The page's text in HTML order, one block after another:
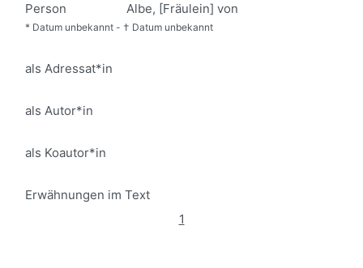
Person Albe, [Fräulein] von
* Datum unbekannt - † Datum unbekannt
als Adressat*in
als Autor*in
als Koautor*in
Erwähnungen im Text
1